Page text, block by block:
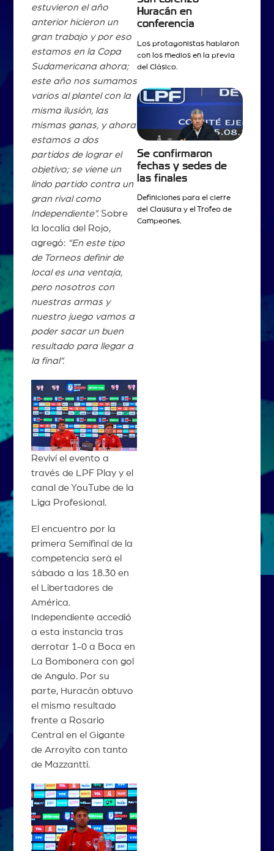
estuvieron el año
anterior hicieron un
gran trabajo y por eso
estamos en la Copa
Sudamericana ahora;
este año nos sumamos
varios al plantel con la
misma ilusión, las
mismas ganas, y ahora
estamos a dos
partidos de lograr el
objetivo; se viene un
lindo partido contra un
gran rival como
Independiente”.Sobre
la localía del Rojo,
agregó: “En este tipo
de Torneos definir de
local es una ventaja,
pero nosotros con
nuestras armas y
nuestro juego vamos a
poder sacar un buen
resultado para llegar a
la final”.
Reviví el evento a
través de LPF Play y el
canal de YouTube de la
Liga Profesional.
El encuentro por la
primera Semifinal de la
competencia será el
sábado a las 18.30 en
el Libertadores de
América.
Independiente accedió
a esta instancia tras
derrotar 1-0 a Boca en
La Bombonera con gol
de Angulo. Por su
parte, Huracán obtuvo
el mismo resultado
frente a Rosario
Central en el Gigante
de Arroyito con tanto
de Mazzantti.
Huracán en
conferencia
Los protagonistas hablaron
con los medios en la previa
del Clásico.
Se confirmaron
fechas y sedes de
las finales
Definiciones para el cierre
del Clausura y el Trofeo de
Campeones.